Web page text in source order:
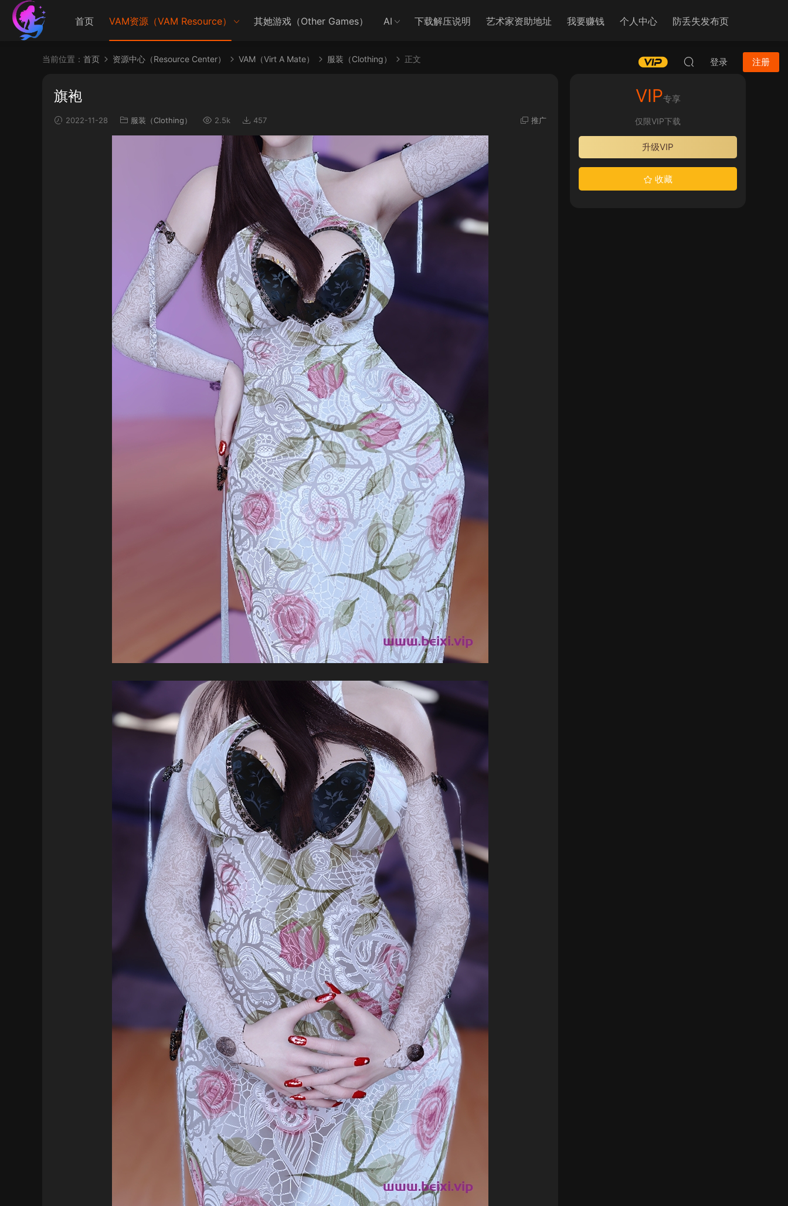
首页 VAM资源（VAM Resource） 其她游戏（Other Games） AI 下载解压说明 艺术家资助地址 我要赚钱 个人中心 防丢失发布页
登录 注册
当前位置： 首页 资源中心（Resource Center） VAM（Virt A Mate） 服装（Clothing） 正文
旗袍
2022-11-28 服装（Clothing） 2.5k 457 推广
VIP专享
仅限VIP下载
升级VIP
收藏